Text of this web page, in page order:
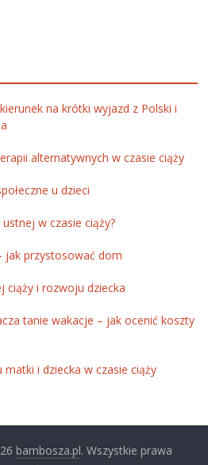
na krótki wyjazd z Polski i
alternatywnych w czasie ciąży
u dzieci
w czasie ciąży?
jak przystosować dom
ciąży i rozwoju dziecka
tanie wakacje – jak ocenić koszty
i dziecka w czasie ciąży
bambosza.pl. Wszystkie prawa